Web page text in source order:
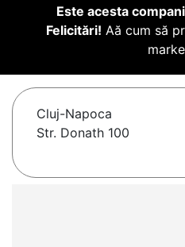
Este acesta
Felicitări! Aă cum să
Cluj-Napoca
Str. Donath 100